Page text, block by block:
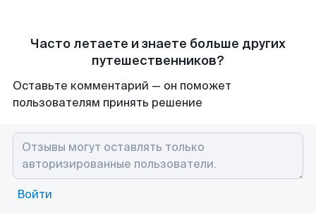
Часто летаете и знаете больше других
путешественников?
Оставьте комментарий — он поможет
пользователям принять решение
Войти